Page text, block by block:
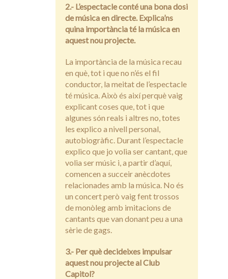
2.- L’espectacle conté una bona dosi
de música en directe. Explica’ns
quina importància té la música en
aquest nou projecte.
La importància de la música recau
en què, tot i que no n’és el fil
conductor, la meitat de l’espectacle
té música. Això és així perquè vaig
explicant coses que, tot i que
algunes són reals i altres no, totes
les explico a nivell personal,
autobiogràfic. Durant l’espectacle
explico que jo volia ser cantant, que
volia ser músic i, a partir d’aquí,
comencen a succeir anècdotes
relacionades amb la música. No és
un concert però vaig fent trossos
de monòleg amb imitacions de
cantants que van donant peu a una
sèrie de gags.
3.- Per què decideixes impulsar
aquest nou projecte al Club
Capitol?